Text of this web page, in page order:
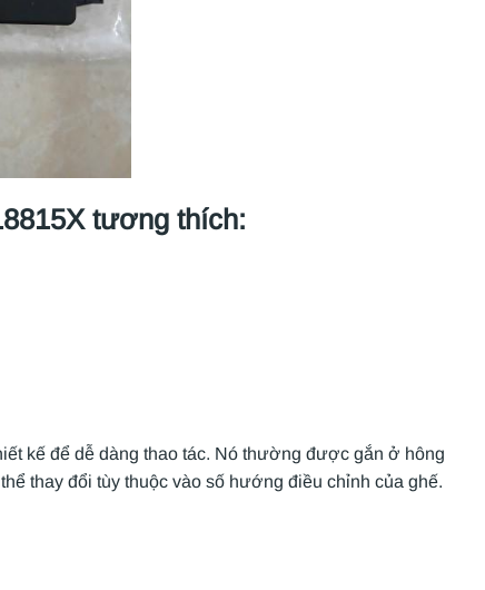
tương thích:
kế để dễ dàng thao tác. Nó thường được gắn ở hông
thay đổi tùy thuộc vào số hướng điều chỉnh của ghế.